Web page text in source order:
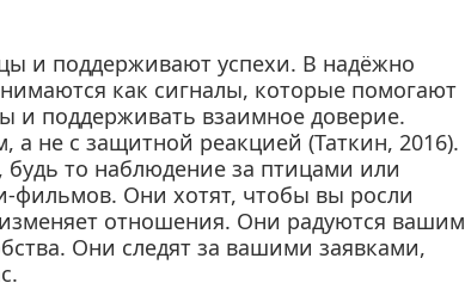
и поддерживают успехи. В надёжно
как сигналы, которые помогают
и поддерживать взаимное доверие.
не с защитной реакцией (Таткин, 2016).
то наблюдение за птицами или
фильмов. Они хотят, чтобы вы росли
отношения. Они радуются вашим
Они следят за вашими заявками,